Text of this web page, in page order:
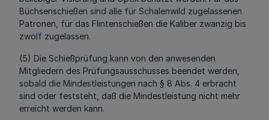
Büchsenschießen sind alle für Schalenwild zugelassenen
Patronen, für das Flintenschießen die Kaliber zwanzig bis
zwölf zugelassen.
(5) Die Schießprüfung kann von den anwesenden
Mitgliedern des Prüfungsausschusses beendet werden,
sobald die Mindestleistungen nach § 8 Abs. 4 erbracht
sind oder feststeht, daß die Mindestleistung nicht mehr
erreicht werden kann.